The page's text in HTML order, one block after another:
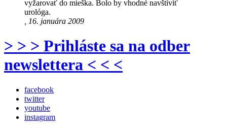
vyžarovať do mieška. Bolo by vhodné navštíviť
urológa.
, 16. januára 2009
> > > Prihláste sa na odber
newslettera < < <
facebook
twitter
youtube
instagram